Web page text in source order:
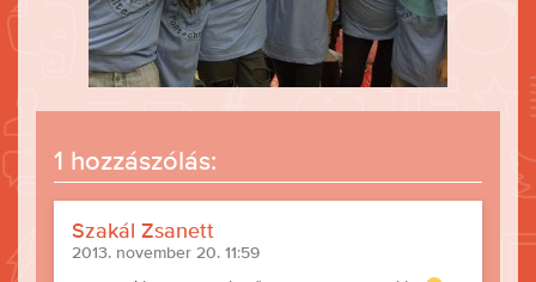
1 hozzászólás:
Szakál Zsanett
2013. november 20. 11:59